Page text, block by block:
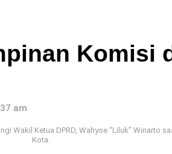
Komisi
am
Wakil Ketua DPRD, Wahyoe “Liluk” Winarto
Kota.